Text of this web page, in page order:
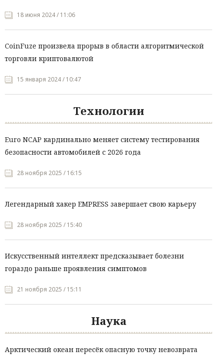
18 июня 2024 / 11:06
CoinFuze произвела прорыв в области алгоритмической
торговли криптовалютой
15 января 2024 / 10:47
Технологии
Euro NCAP кардинально меняет систему тестирования
безопасности автомобилей с 2026 года
28 ноября 2025 / 16:15
Легендарный хакер EMPRESS завершает свою карьеру
28 ноября 2025 / 15:40
Искусственный интеллект предсказывает болезни
гораздо раньше проявления симптомов
21 ноября 2025 / 15:11
Наука
Арктический океан пересёк опасную точку невозврата